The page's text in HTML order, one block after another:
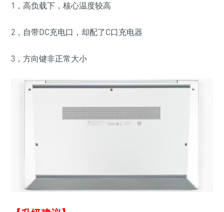
1，高负载下，核心温度较高
2，自带DC充电口，却配了C口充电器
3，方向键非正常大小